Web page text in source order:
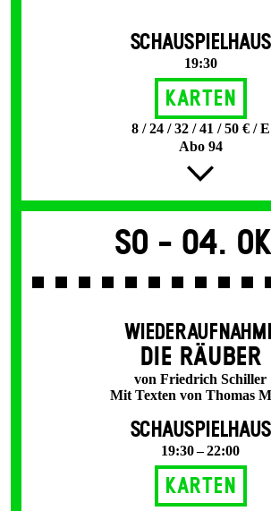
SCHAUSPIELHAUS
19:30
Karten
8 / 24 / 32 / 41 / 50 € / E
Abo 94
So - 04.
DIE RÄUBER
von Friedrich Schiller
Mit Texten von Thomas
SCHAUSPIELHAUS
19:30 – 22:00
Karten